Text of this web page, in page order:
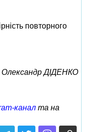
повторного
Олександр ДІДЕНКО
канал та на